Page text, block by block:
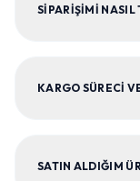
SIPARIŞIMI NASIL
KARGO SÜRECI
SATIN ALDIĞIM